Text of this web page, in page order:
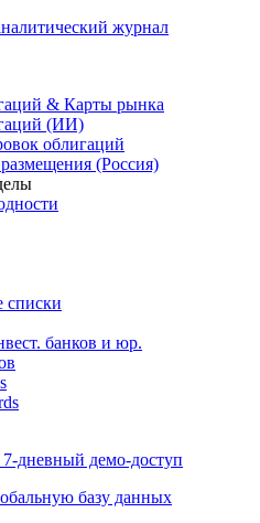
журнал
& Карты рынка
(ИИ)
облигаций
(Россия)
списки
банков и юр.
7-дневный демо-доступ
базу данных